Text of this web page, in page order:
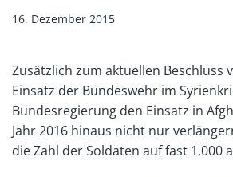
16. Dezember 2015
Zusätzlich zum aktuellen Beschluss
Einsatz der Bundeswehr im
Bundesregierung den Einsatz in
Jahr 2016 hinaus nicht nur
die Zahl der Soldaten auf fast 1.000